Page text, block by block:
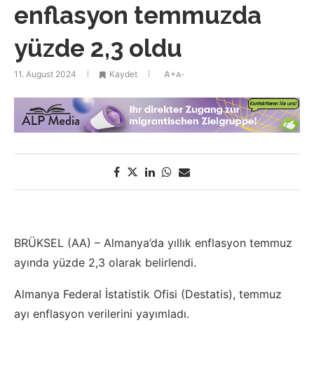
enflasyon temmuzda
yüzde 2,3 oldu
11. August 2024 Kaydet A+A-
BRÜKSEL (AA) – Almanya’da yıllık enflasyon temmuz
ayında yüzde 2,3 olarak belirlendi.
Almanya Federal İstatistik Ofisi (Destatis), temmuz
ayı enflasyon verilerini yayımladı.